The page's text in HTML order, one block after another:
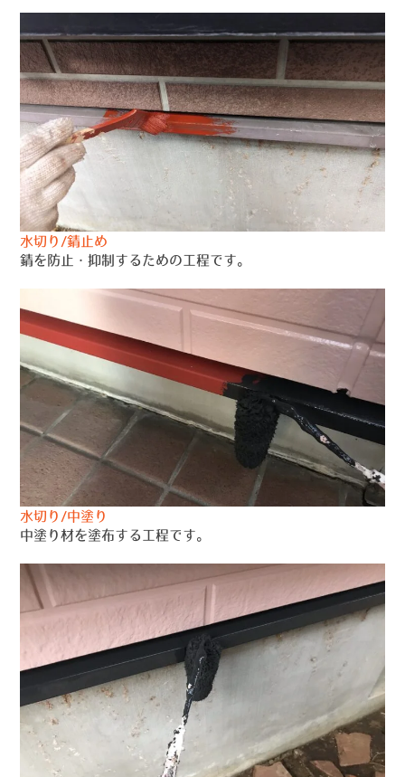
水切り/錆止め
錆を防止・抑制するための工程です。
水切り/中塗り
中塗り材を塗布する工程です。